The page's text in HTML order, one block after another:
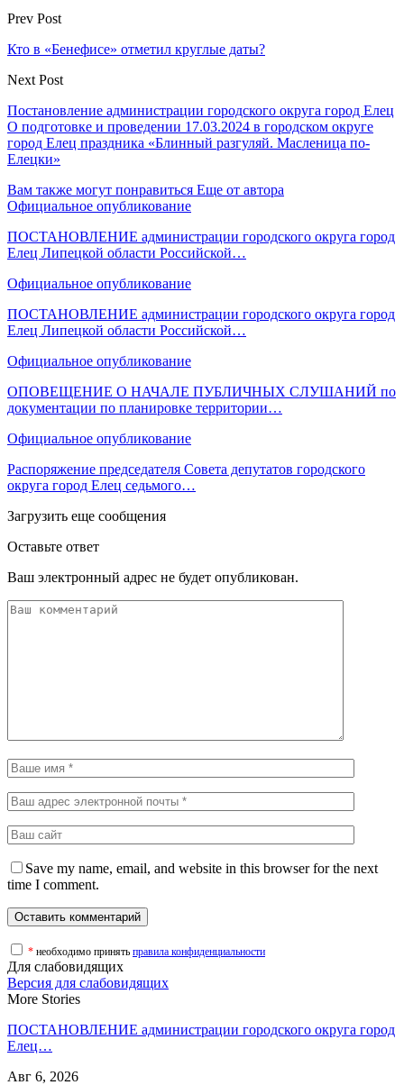
Prev Post
Кто в «Бенефисе» отметил круглые даты?
Next Post
Постановление администрации городского округа город Елец
О подготовке и проведении 17.03.2024 в городском округе
город Елец праздника «Блинный разгуляй. Масленица по-
Елецки»
Вам также могут понравиться Еще от автора
Официальное опубликование
ПОСТАНОВЛЕНИЕ администрации городского округа город
Елец Липецкой области Российской…
Официальное опубликование
ПОСТАНОВЛЕНИЕ администрации городского округа город
Елец Липецкой области Российской…
Официальное опубликование
ОПОВЕЩЕНИЕ О НАЧАЛЕ ПУБЛИЧНЫХ СЛУШАНИЙ по
документации по планировке территории…
Официальное опубликование
Распоряжение председателя Совета депутатов городского
округа город Елец седьмого…
Загрузить еще сообщения
Оставьте ответ
Ваш электронный адрес не будет опубликован.
Save my name, email, and website in this browser for the next
time I comment.
* необходимо принять правила конфиденциальности
Для слабовидящих
Версия для слабовидящих
More Stories
ПОСТАНОВЛЕНИЕ администрации городского округа город
Елец…
Авг 6, 2026